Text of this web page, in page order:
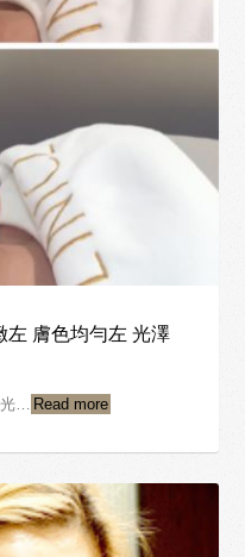
左 膚色均勻左 光澤
光… Read more